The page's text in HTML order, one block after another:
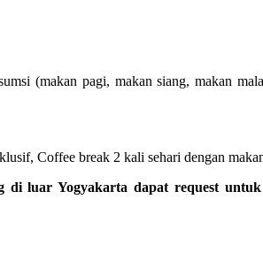
(makan pagi, makan siang, makan
Coffee break 2 kali sehari dengan
luar Yogyakarta dapat request